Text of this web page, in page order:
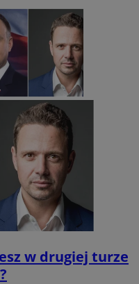
w drugiej turze